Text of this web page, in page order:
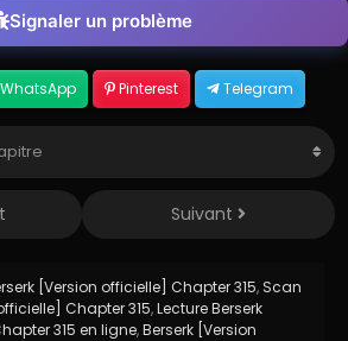
Signaler un problème
WhatsApp Pinterest Telegram
Suivant
[Version officielle] Chapter 315, Scan
Chapter 315,Lecture Berserk
315 en ligne,Berserk [Version